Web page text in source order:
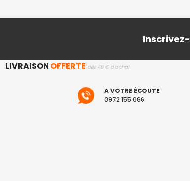
LIVRAISON OFFERTE dès 49 € d'achat
A VOTRE ÉCOUTE
0972 155 066